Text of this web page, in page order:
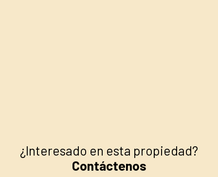
¿Interesado en esta propiedad?
Contáctenos